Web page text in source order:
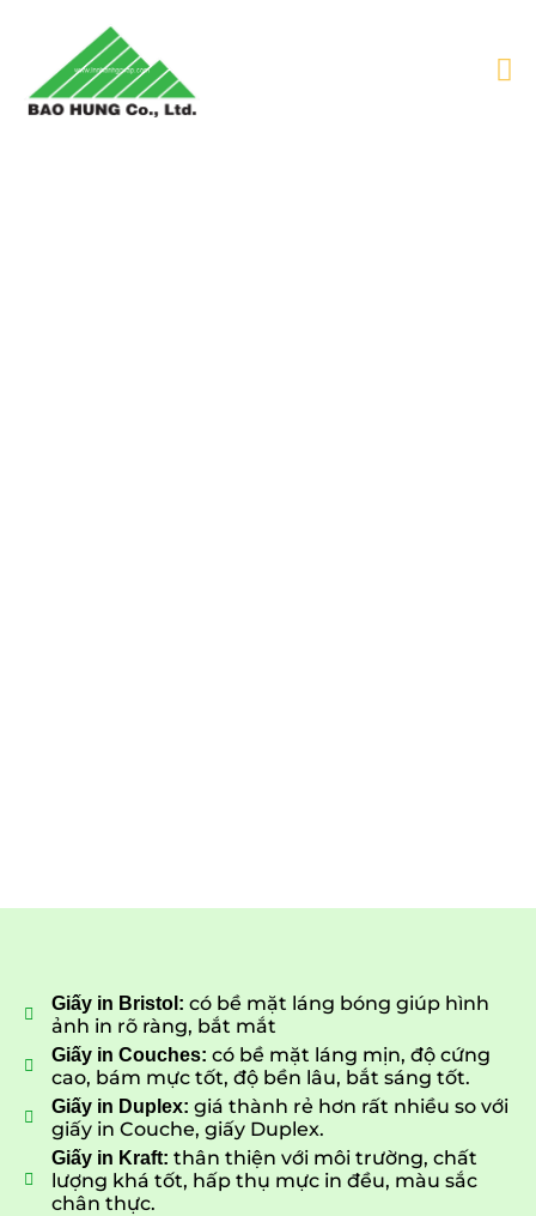
Giấy in Bristol: có bề mặt láng bóng giúp hình
ảnh in rõ ràng, bắt mắt
Giấy in Couches: có bề mặt láng mịn, độ cứng
cao, bám mực tốt, độ bền lâu, bắt sáng tốt.
Giấy in Duplex: giá thành rẻ hơn rất nhiều so với
giấy in Couche, giấy Duplex.
Giấy in Kraft: thân thiện với môi trường, chất
lượng khá tốt, hấp thụ mực in đều, màu sắc
chân thực.